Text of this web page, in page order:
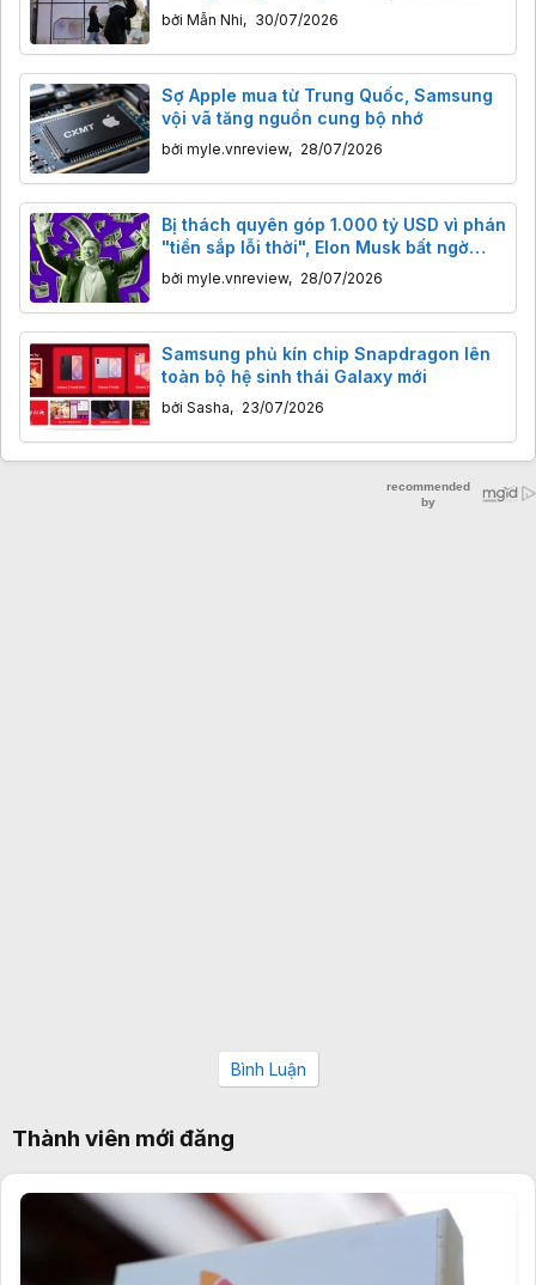
lỗ
bởi Mẫn Nhi, 30/07/2026
Sợ Apple mua từ Trung Quốc, Samsung
vội vã tăng nguồn cung bộ nhớ
bởi myle.vnreview, 28/07/2026
Bị thách quyên góp 1.000 tỷ USD vì phán
"tiền sắp lỗi thời", Elon Musk bất ngờ
đồng ý!
bởi myle.vnreview, 28/07/2026
Samsung phủ kín chip Snapdragon lên
toàn bộ hệ sinh thái Galaxy mới
bởi Sasha, 23/07/2026
Bình Luận
Thành viên mới đăng